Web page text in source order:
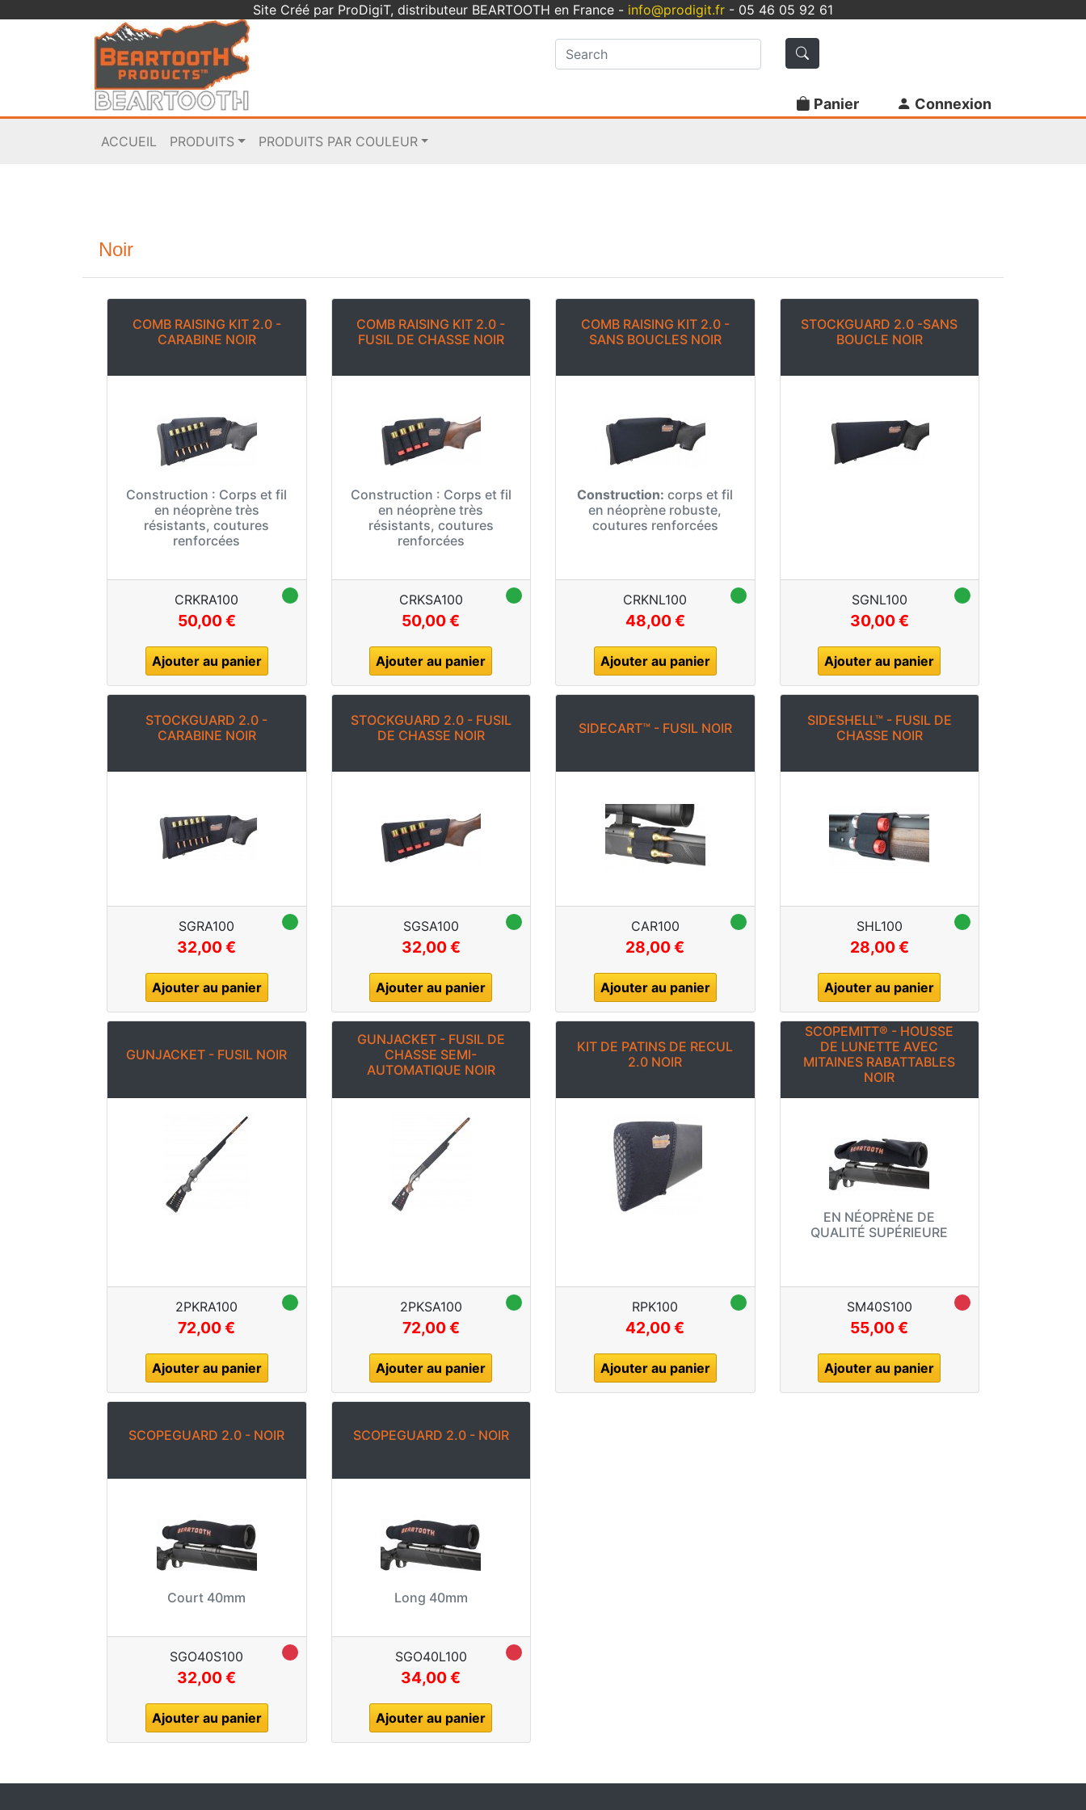
Site Créé par ProDigiT, distributeur BEARTOOTH en France - info@prodigit.fr - 05 46 05 92 61
Panier Connexion
ACCUEIL PRODUITS PRODUITS PAR COULEUR
Noir
COMB RAISING KIT 2.0 -
CARABINE NOIR
Construction : Corps et fil
en néoprène très
résistants, coutures
renforcées
CRKRA100
50,00 €
Ajouter au panier
COMB RAISING KIT 2.0 -
FUSIL DE CHASSE NOIR
Construction : Corps et fil
en néoprène très
résistants, coutures
renforcées
CRKSA100
50,00 €
Ajouter au panier
COMB RAISING KIT 2.0 -
SANS BOUCLES NOIR
Construction: corps et fil
en néoprène robuste,
coutures renforcées
CRKNL100
48,00 €
Ajouter au panier
STOCKGUARD 2.0 -SANS
BOUCLE NOIR
SGNL100
30,00 €
Ajouter au panier
STOCKGUARD 2.0 -
CARABINE NOIR
SGRA100
32,00 €
Ajouter au panier
STOCKGUARD 2.0 - FUSIL
DE CHASSE NOIR
SGSA100
32,00 €
Ajouter au panier
SIDECART™ - FUSIL NOIR
CAR100
28,00 €
Ajouter au panier
SIDESHELL™ - FUSIL DE
CHASSE NOIR
SHL100
28,00 €
Ajouter au panier
GUNJACKET - FUSIL NOIR
2PKRA100
72,00 €
Ajouter au panier
GUNJACKET - FUSIL DE
CHASSE SEMI-
AUTOMATIQUE NOIR
2PKSA100
72,00 €
Ajouter au panier
KIT DE PATINS DE RECUL
2.0 NOIR
RPK100
42,00 €
Ajouter au panier
SCOPEMITT® - HOUSSE
DE LUNETTE AVEC
MITAINES RABATTABLES
NOIR
EN NÉOPRÈNE DE
QUALITÉ SUPÉRIEURE
SM40S100
55,00 €
Ajouter au panier
SCOPEGUARD 2.0 - NOIR
Court 40mm
SGO40S100
32,00 €
Ajouter au panier
SCOPEGUARD 2.0 - NOIR
Long 40mm
SGO40L100
34,00 €
Ajouter au panier